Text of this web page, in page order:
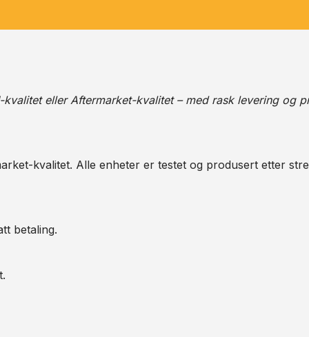
kvalitet eller Aftermarket-kvalitet – med rask levering og
kvalitet. Alle enheter er testet og produsert etter
betaling.